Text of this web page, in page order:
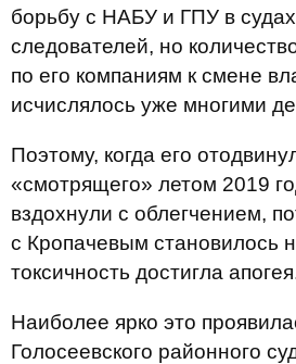
борьбу с НАБУ и ГПУ в
следователей, но
по его компаниям к смене
исчислялось уже многими
Поэтому, когда его
«смотрящего» летом 2019
вздохнули с облегчением,
с Кропачевым становилось
токсичность достигла
Наиболее ярко это
Голосеевского районного